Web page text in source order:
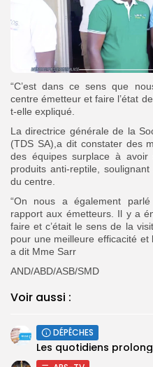
“C’est dans ce sens que
centre émetteur et faire l’état
t-elle expliqué.
La directrice générale de la
(TDS SA),a dit constater des
des équipes surplace à
produits anti-reptile,
du centre.
“On nous a également parlé
rapport aux émetteurs. Il y a
faire et c’était le sens de la
pour une meilleure efficacité et
a dit Mme Sarr
AND/ABD/ASB/SMD
Voir aussi :
DÉPÊCHES
Les quotidiens